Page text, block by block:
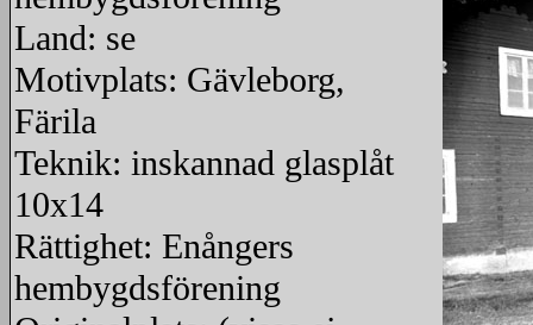
Land: se
Motivplats: Gävleborg,
Färila
Teknik: inskannad glasplåt
10x14
Rättighet: Enångers
hembygdsförening